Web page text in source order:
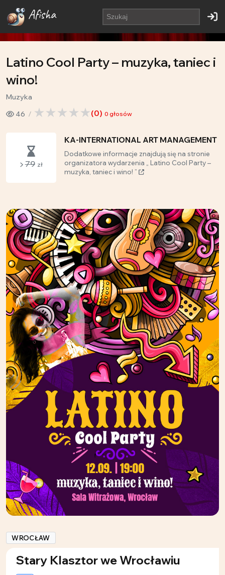
Afisha
Latino Cool Party – muzyka, taniec i
wino!
Muzyka
46
(0) 0 głosów
79 zł
KA-INTERNATIONAL ART MANAGEMENT
Dodatkowe informacje znajdują się na stronie
organizatora wydarzenia „ Latino Cool Party –
muzyka, taniec i wino! ”
WROCŁAW
Stary Klasztor we Wrocławiu